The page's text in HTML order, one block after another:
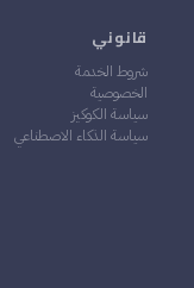
قانوني
شروط الخدمة
الخصوصية
سياسة الكوكيز
سياسة الذكاء الاصطناعي